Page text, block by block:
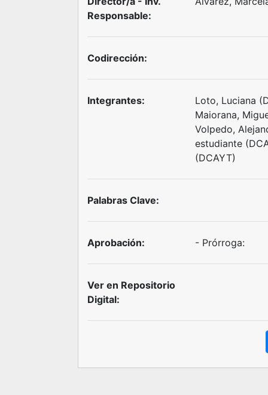
Responsable:
Codirección:
Integrantes:
Loto, Luciana
Maiorana,
Volpedo,
estudiante
(DCAYT)
Palabras Clave:
Aprobación: - Prórroga:
Ver en Repositorio
Digital: